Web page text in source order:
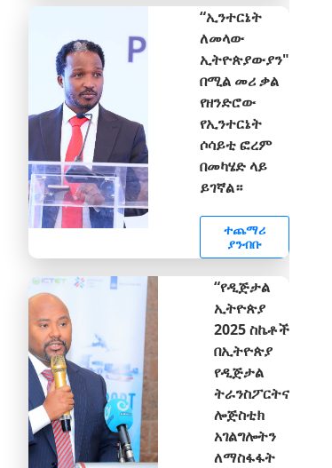
“ኢንተርኔት
ለመላው
ኢትዮጵያውያን"
በሚል መሪ ቃል
የዘንድሮው
የኢንተርኔት
ሶሳይቲ ፎረም
በመካሄድ ላይ
ይገኛል።
ተጨማሪ
ያንብቡ
“የዲጅታል
ኢትዮጵያ
2025 ስኬቶች
በኢትዮጵያ
የዲጅታል
ትራንስፖርትና
ሎጅስቲክ
አገልግሎትን
ለማስፋፋት